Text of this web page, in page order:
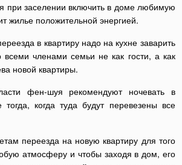
при заселении включить в доме любимую
жилье положительной энергией.
в квартиру надо на кухне заварить
членами семьи не как гости, а как
новой квартиры.
фен-шуя рекомендуют ночевать в
тогда, когда туда будут перевезены все
переезда на новую квартиру для того
атмосферу и чтобы заходя в дом, его